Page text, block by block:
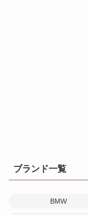
ブランド一覧
BMW